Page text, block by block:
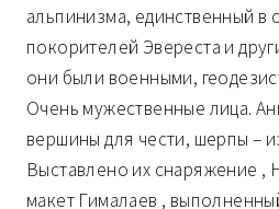
альпинизма, единственный в
покорителей Эвереста и
они были военными,
Очень мужественные лица.
вершины для чести, шерпы –
Выставлено их снаряжение ,
макет Гималаев ,